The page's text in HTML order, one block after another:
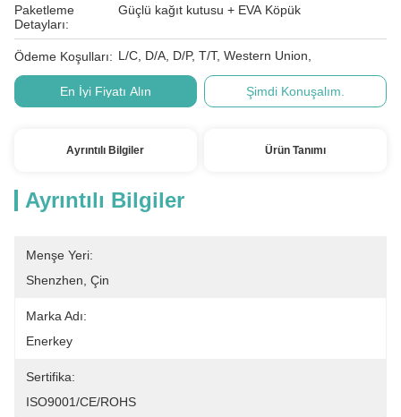
Paketleme
Detayları:
Güçlü kağıt kutusu + EVA Köpük
Ödeme Koşulları: L/C, D/A, D/P, T/T, Western Union,
En İyi Fiyatı Alın Şimdi Konuşalım.
Ayrıntılı Bilgiler Ürün Tanımı
Ayrıntılı Bilgiler
Menşe Yeri:
Shenzhen, Çin
Marka Adı:
Enerkey
Sertifika:
ISO9001/CE/ROHS